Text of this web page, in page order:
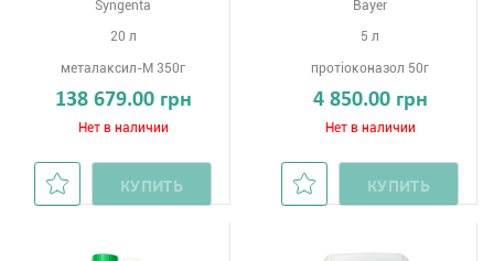
Syngenta
20 л
металаксил-М 350г
138 679.00 грн
Нет в наличии
КУПИТЬ
Bayer
5 л
протіоконазол 50г
4 850.00 грн
Нет в наличии
КУПИТЬ